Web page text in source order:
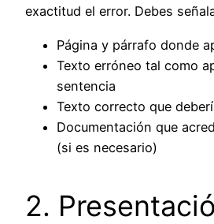
exactitud el error. Debes
Página y párrafo donde
Texto erróneo tal como
sentencia
Texto correcto que
Documentación que
(si es necesario)
2.